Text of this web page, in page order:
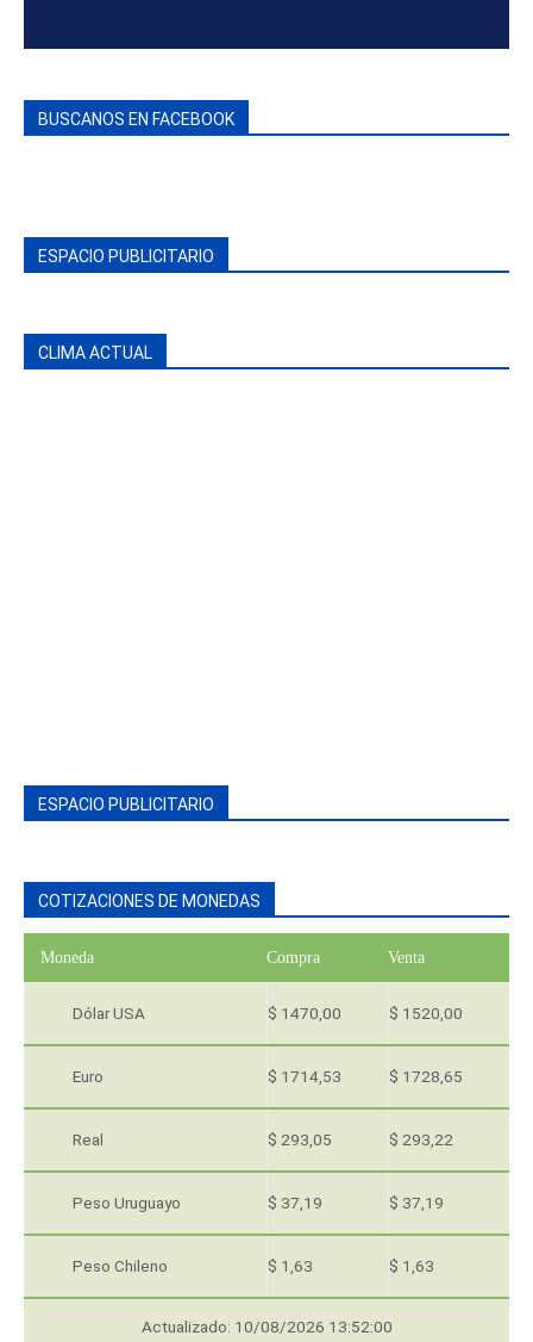
BUSCANOS EN FACEBOOK
ESPACIO PUBLICITARIO
CLIMA ACTUAL
ESPACIO PUBLICITARIO
COTIZACIONES DE MONEDAS
Moneda Compra Venta
Dólar USA $ 1470,00 $ 1520,00
Euro $ 1714,53 $ 1728,65
Real $ 293,05 $ 293,22
Peso Uruguayo $ 37,19 $ 37,19
Peso Chileno $ 1,63 $ 1,63
Actualizado: 10/08/2026 13:52:00